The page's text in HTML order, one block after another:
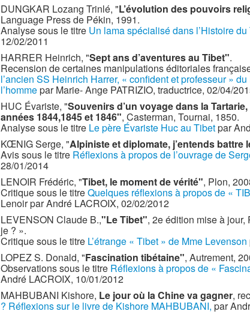
DUNGKAR Lozang Trinlé, "L’évolution des pouvoirs
Language Press de Pékin, 1991.
Analyse sous le titre Un lama spécialisé dans l’Histoire
12/02/2011
HARRER Heinrich, "Sept ans d’aventures au Tibet".
Recension de certaines manipulations éditoriales
l’ancien SS Heinrich Harrer, « confident et professeur »
l’hommepar Marie- Ange PATRIZIO, traductrice, 02/04/
HUC Évariste, "Souvenirs d’un voyage dans la
années 1844,1845 et 1846", Casterman, Tournai, 1850.
Analyse sous le titre Le père Évariste Huc au Tibetpar
KŒNIG Serge, "Alpiniste et diplomate, j’entends
Avis sous le titre Réflexions à propos de l’ouvrage de
28/01/2014
LENOIR Frédéric, "Tibet, le moment de vérité", Plon,
Critique sous le titreQuelques réflexions à propos de «
Lenoir par André LACROIX, 02/02/2012
LEVENSON Claude B.,"Le Tibet", 2e édition mise à
je ? ».
Critique sous le titre L’étrange « Tibet » de Mme Levenson
LOPEZ S. Donald, "Fascination tibétaine", Autrement,
Observations sous le titre Réflexions à propos de «
André LACROIX, 10/01/2012
MAHBUBANI Kishore, Le jour où la Chine va gagner,
? Réflexions sur le livre de Kishore MAHBUBANI,par